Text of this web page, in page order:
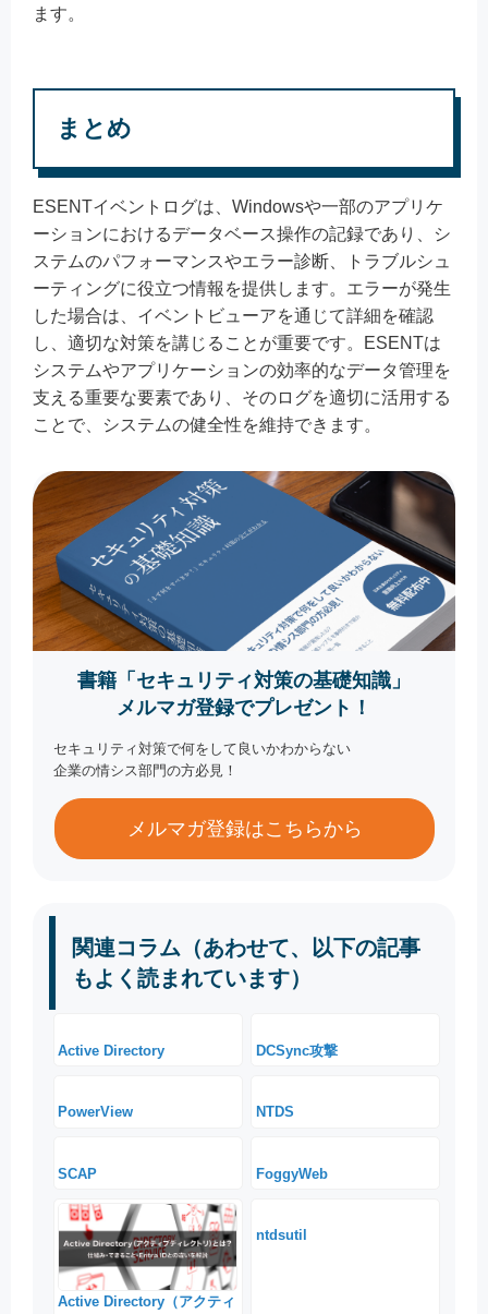
ます。
まとめ
ESENTイベントログは、Windowsや一部のアプリケ
ーションにおけるデータベース操作の記録であり、シ
ステムのパフォーマンスやエラー診断、トラブルシュ
ーティングに役立つ情報を提供します。エラーが発生
した場合は、イベントビューアを通じて詳細を確認
し、適切な対策を講じることが重要です。ESENTは
システムやアプリケーションの効率的なデータ管理を
支える重要な要素であり、そのログを適切に活用する
ことで、システムの健全性を維持できます。
書籍「セキュリティ対策の基礎知識」
メルマガ登録でプレゼント！
セキュリティ対策で何をして良いかわからない
企業の情シス部門の方必見！
メルマガ登録はこちらから
関連コラム（あわせて、以下の記事
もよく読まれています）
Active Directory DCSync攻撃
PowerView NTDS
SCAP FoggyWeb
Active Directory（アクティ
ntdsutil